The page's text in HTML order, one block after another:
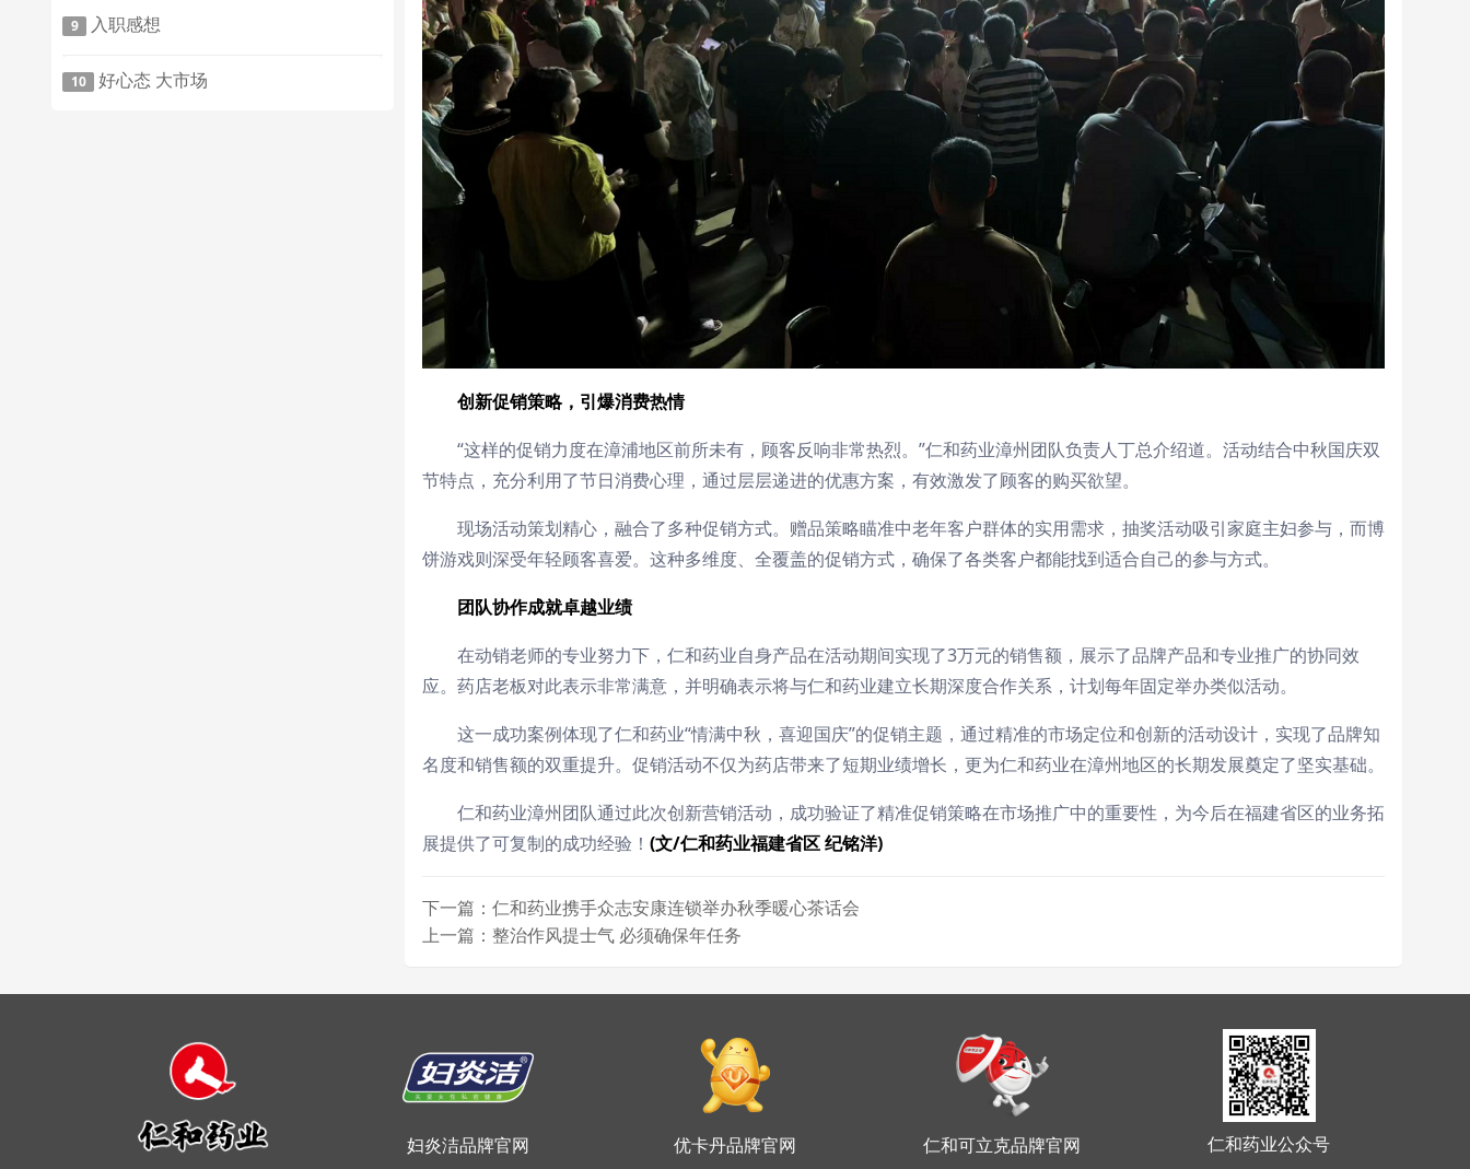
9 入职感想
10 好心态 大市场
创新促销策略，引爆消费热情
“这样的促销力度在漳浦地区前所未有，顾客反响非常热烈。”仁和药业漳州团队负责人丁总介绍道。活动结合中秋国庆双
节特点，充分利用了节日消费心理，通过层层递进的优惠方案，有效激发了顾客的购买欲望。
现场活动策划精心，融合了多种促销方式。赠品策略瞄准中老年客户群体的实用需求，抽奖活动吸引家庭主妇参与，而博
饼游戏则深受年轻顾客喜爱。这种多维度、全覆盖的促销方式，确保了各类客户都能找到适合自己的参与方式。
团队协作成就卓越业绩
在动销老师的专业努力下，仁和药业自身产品在活动期间实现了3万元的销售额，展示了品牌产品和专业推广的协同效
应。药店老板对此表示非常满意，并明确表示将与仁和药业建立长期深度合作关系，计划每年固定举办类似活动。
这一成功案例体现了仁和药业“情满中秋，喜迎国庆”的促销主题，通过精准的市场定位和创新的活动设计，实现了品牌知
名度和销售额的双重提升。促销活动不仅为药店带来了短期业绩增长，更为仁和药业在漳州地区的长期发展奠定了坚实基础。
仁和药业漳州团队通过此次创新营销活动，成功验证了精准促销策略在市场推广中的重要性，为今后在福建省区的业务拓
展提供了可复制的成功经验！ (文/仁和药业福建省区 纪铭洋)
下一篇：仁和药业携手众志安康连锁举办秋季暖心茶话会
上一篇：整治作风提士气 必须确保年任务
妇炎洁品牌官网 优卡丹品牌官网 仁和可立克品牌官网 仁和药业公众号